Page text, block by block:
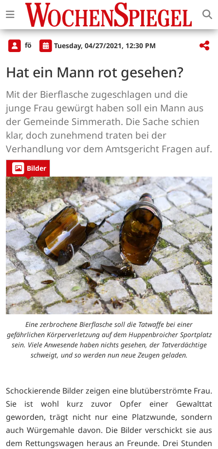
fö Tuesday, 04/27/2021, 12:30 PM
Hat ein Mann rot gesehen?
Mit der Bierflasche zugeschlagen und die
junge Frau gewürgt haben soll ein Mann aus
der Gemeinde Simmerath. Die Sache schien
klar, doch zunehmend traten bei der
Verhandlung vor dem Amtsgericht Fragen auf.
Bilder
Eine zerbrochene Bierflasche soll die Tatwaffe bei einer
gefährlichen Körperverletzung auf dem Huppenbroicher Sportplatz
sein. Viele Anwesende haben nichts gesehen, der Tatverdächtige
schweigt, und so werden nun neue Zeugen geladen.
Schockierende Bilder zeigen eine blutüberströmte Frau.
Sie ist wohl kurz zuvor Opfer einer Gewalttat
geworden, trägt nicht nur eine Platzwunde, sondern
auch Würgemahle davon. Die Bilder verschickt sie aus
dem Rettungswagen heraus an Freunde. Drei Stunden